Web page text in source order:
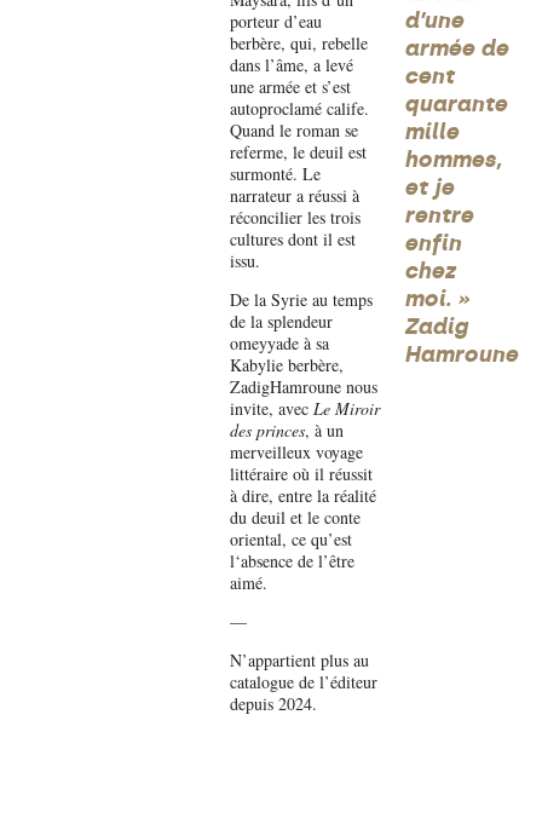
porteur d’eau
berbère, qui, rebelle
dans l’âme, a levé
une armée et s’est
autoproclamé calife.
Quand le roman se
referme, le deuil est
surmonté. Le
narrateur a réussi à
réconcilier les trois
cultures dont il est
issu.
De la Syrie au temps
de la splendeur
omeyyade à sa
Kabylie berbère,
ZadigHamroune nous
invite, avec Le Miroir
des princes, à un
merveilleux voyage
littéraire où il réussit
à dire, entre la réalité
du deuil et le conte
oriental, ce qu’est
l‘absence de l’être
aimé.
—
N’appartient plus au
catalogue de l’éditeur
depuis 2024.
d’une
armée de
cent
quarante
mille
hommes,
et je
rentre
enfin
chez
moi. »
Zadig
Hamroune